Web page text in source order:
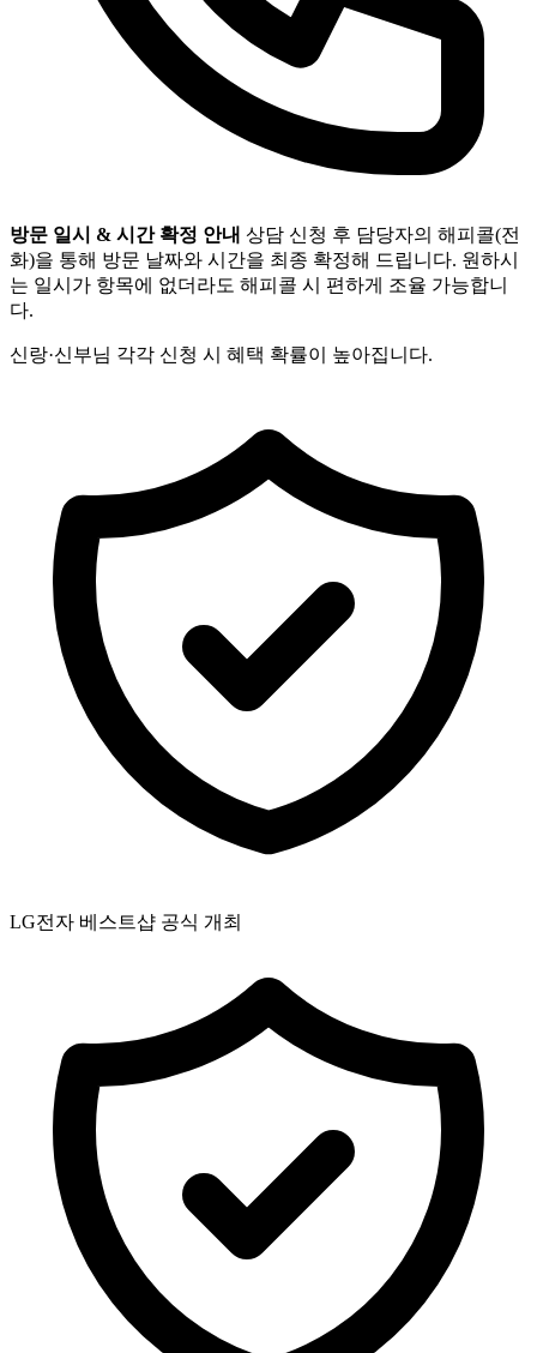
방문 일시 & 시간 확정 안내 상담 신청 후 담당자의 해피콜(전
화)을 통해 방문 날짜와 시간을 최종 확정해 드립니다. 원하시
는 일시가 항목에 없더라도 해피콜 시 편하게 조율 가능합니
다.
신랑·신부님 각각 신청 시 혜택 확률이 높아집니다.
LG전자 베스트샵 공식 개최